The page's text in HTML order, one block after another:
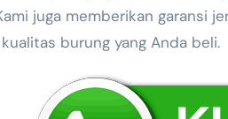
juga memberikan garansi
burung yang Anda beli.